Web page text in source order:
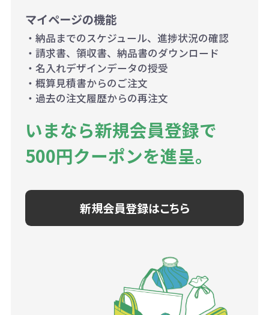
マイページの機能
・納品までのスケジュール、進捗状況の確認
・請求書、領収書、納品書のダウンロード
・名入れデザインデータの授受
・概算見積書からのご注文
・過去の注文履歴からの再注文
いまなら新規会員登録で
500円クーポンを進呈。
新規会員登録はこちら